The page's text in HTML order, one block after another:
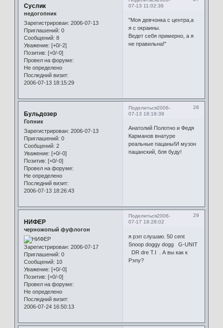
07-13 11:02:36
Суслик
недогопник
Зарегистрирован: 2006-07-13
Приглашений: 0
Сообщений: 8
Уважение: [+0/-2]
Позитив: [+0/-0]
Провел на форуме:
Не определено
Последний визит:
2006-07-13 18:15:29
"Моя девчонка с центра,а
я с окраины.
Ведет себя примерно, а я
не правильна!"
Поделиться 28
2006-
07-13 18:18:39
Бульдозер
Гопник
Зарегистрирован: 2006-07-13
Приглашений: 0
Сообщений: 2
Уважение: [+0/-0]
Позитив: [+0/-0]
Провел на форуме:
Не определено
Последний визит:
2006-07-13 18:26:43
Анатолий Полотно и Федя
Карманов внатуре
реальные пацаны!И музон
пацанский, бля буду!
Поделиться 29
2006-
07-17 18:28:02
НИФЕР
черножопый фуфлогон
Зарегистрирован: 2006-07-17
Приглашений: 0
Сообщений: 10
Уважение: [+0/-0]
Позитив: [+0/-0]
Провел на форуме:
Не определено
Последний визит:
2006-07-24 16:50:13
я рэп слушаю. 50 cent
Snoop doggy dogg G-UNIT
DR dre T.I . А вы как к
Рэпу?